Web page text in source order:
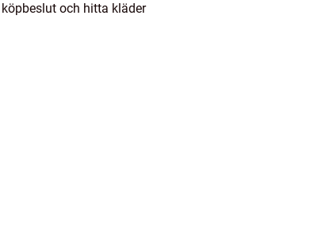
och hitta kläder